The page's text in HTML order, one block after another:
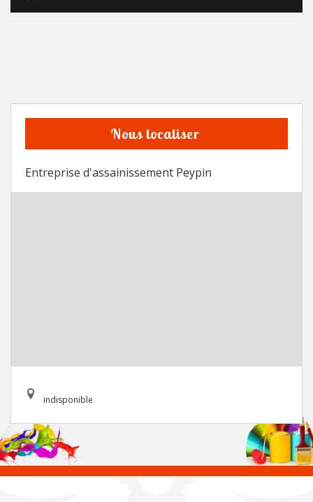
Nous localiser
Entreprise d'assainissement Peypin
indisponible